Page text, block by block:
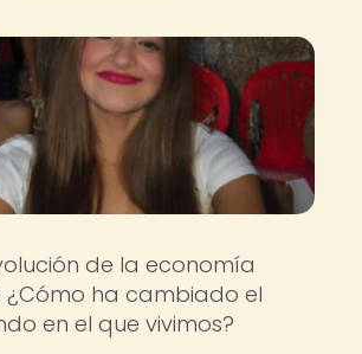
de la economía
¿Cómo ha cambiado el
en el que vivimos?